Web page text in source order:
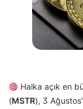
Halka açık en
(MSTR), 3